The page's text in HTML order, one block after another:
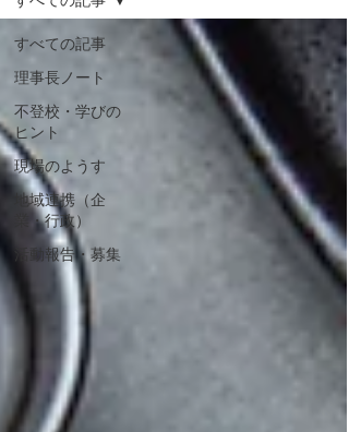
すべての記事
理事長ノート
不登校・学びの
ヒント
現場のようす
地域連携（企
業・行政）
活動報告・募集